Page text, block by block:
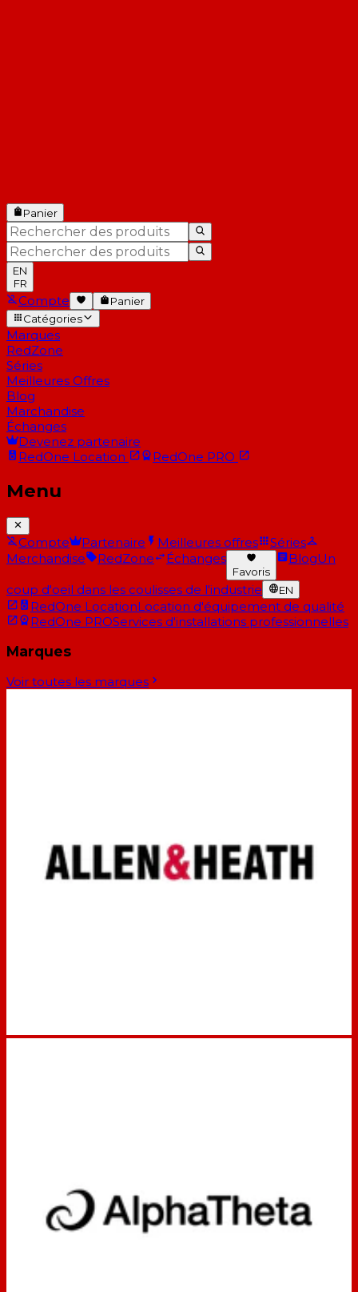
Panier
EN
FR
Compte
Panier
Catégories
Marques
RedZone
Séries
Meilleures Offres
Blog
Marchandise
Échanges
Devenez partenaire
RedOne Location RedOne PRO
Menu
Compte Partenaire Meilleures offres
Séries
Merchandise
RedZone Échanges
Favoris
BlogUn
coup d'oeil dans les coulisses de l'industrie EN
RedOne LocationLocation d'équipement de qualité
RedOne PROServices d'installations professionnelles
Marques
Voir toutes les marques